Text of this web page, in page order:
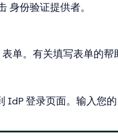
身份验证提供者。
表单。有关填写表单的帮
IdP 登录页面。输入您